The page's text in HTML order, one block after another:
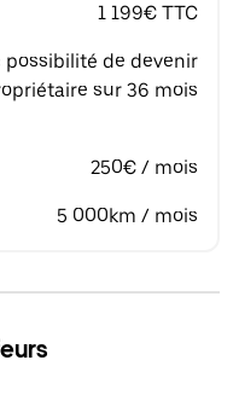
1 199€ TTC
possibilité de devenir
sur 36 mois
250€ / mois
5 000km / mois